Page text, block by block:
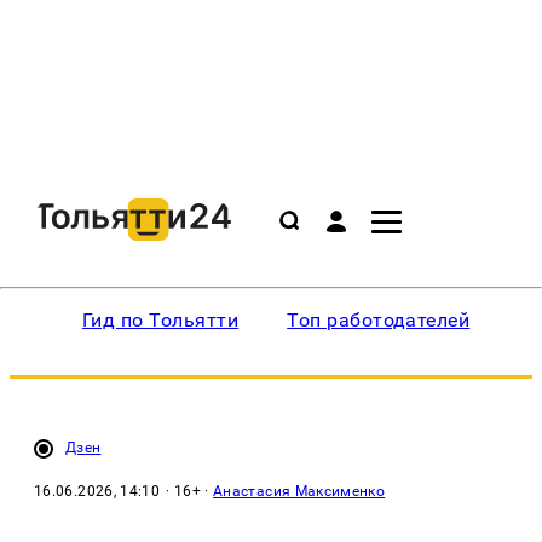
Гид по Тольятти Топ работодателей
Дзен
16.06.2026, 14:10 · 16+ ·Анастасия Максименко